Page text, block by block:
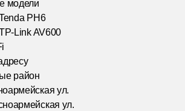
модели
PH6
Link AV600
район
ул.
ул.